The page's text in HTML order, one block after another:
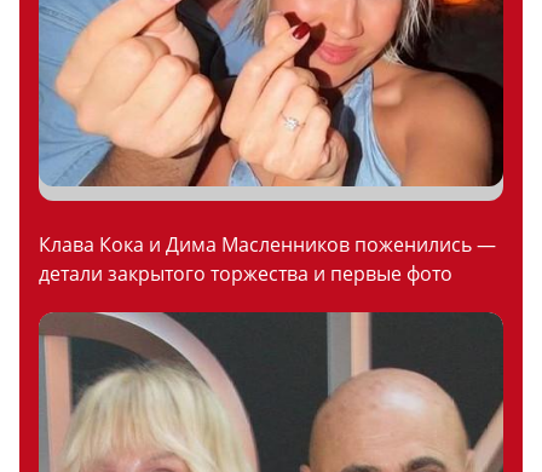
Клава Кока и Дима Масленников поженились —
детали закрытого торжества и первые фото